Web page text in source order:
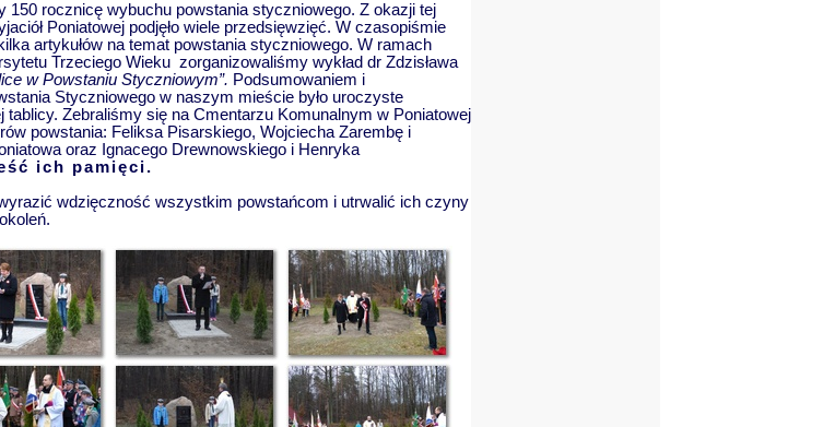
rocznicę wybuchu powstania styczniowego. Z okazji tej
Poniatowej podjęło wiele przedsięwzięć. W czasopiśmie
artykułów na temat powstania styczniowego. W ramach
Trzeciego Wieku zorganizowaliśmy wykład dr Zdzisława
w Powstaniu Styczniowym”. Podsumowaniem i
Styczniowego w naszym mieście było uroczyste
tablicy. Zebraliśmy się na Cmentarzu Komunalnym w Poniatowej
powstania: Feliksa Pisarskiego, Wojciecha Zarembę i
oraz Ignacego Drewnowskiego i Henryka
ich pamięci.
wdzięczność wszystkim powstańcom i utrwalić ich czyny